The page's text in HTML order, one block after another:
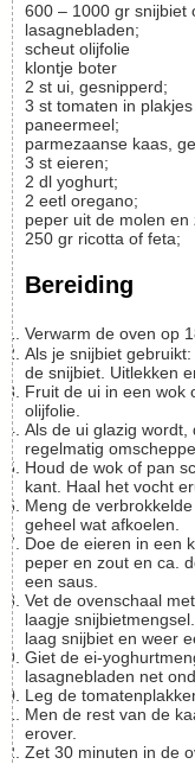
600 – 1000 gr snijbiet
lasagnebladen;
scheut olijfolie
klontje boter
2 st ui, gesnipperd;
3 st tomaten in
paneermeel;
parmezaanse kaas,
3 st eieren;
2 dl yoghurt;
2 eetl oregano;
peper uit de molen en
250 gr ricotta of feta;
Bereiding
Verwarm de oven op
Als je snijbiet gebruikt: trek het groen van de bladstelen en was
de snijbiet. Uitlekken
Fruit de ui in een wok of ruime braadpan waarin een scheut
olijfolie.
Als de ui glazig wordt, de snijbiet erbij voegen. Onder
regelmatig
Houd de wok of pan schuin en druk de snijbiet tegen de hoge
kant. Haal het vocht
Meng de verbrokkelde feta of ricotta door de snijbiet. Laat het
geheel wat afkoelen.
Doe de eieren in een kom, doe er de yoghurt bij en oregano,
peper en zout en ca.
een saus.
Vet de ovenschaal met wat boter in. Doe onderin een klein
laagje
laag snijbiet en weer
Giet de ei-yoghurtmengsel erover tot de bovenste
lasagnebladen net
Leg de
Men de rest van de kaas met het paneermeel en strooi dat
erover.
Zet 30 minuten in de